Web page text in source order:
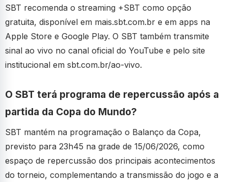
SBT recomenda o streaming +SBT como opção
gratuita, disponível em mais.sbt.com.br e em apps na
Apple Store e Google Play. O SBT também transmite
sinal ao vivo no canal oficial do YouTube e pelo site
institucional em sbt.com.br/ao-vivo.
O SBT terá programa de repercussão após a
partida da Copa do Mundo?
SBT mantém na programação o Balanço da Copa,
previsto para 23h45 na grade de 15/06/2026, como
espaço de repercussão dos principais acontecimentos
do torneio, complementando a transmissão do jogo e a